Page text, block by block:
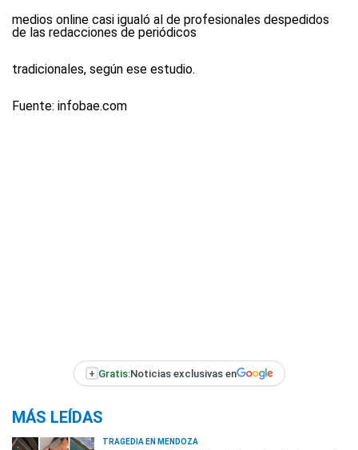
medios online casi igualó al de profesionales despedidos
de las redacciones de periódicos
tradicionales, según ese estudio.
Fuente: infobae.com
+ Gratis:Noticias exclusivas en
MÁS LEÍDAS
TRAGEDIA EN MENDOZA